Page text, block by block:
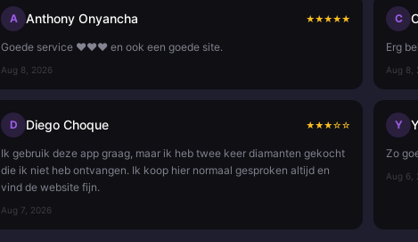
A Anthony Onyancha ★★★★★
Goede service ❤️❤️❤️ en ook een goede site.
Aug 8, 2026
C
Erg
Aug 8,
D Diego Choque ★★★☆☆
Ik gebruik deze app graag, maar ik heb twee keer diamanten gekocht
die ik niet heb ontvangen. Ik koop hier normaal gesproken altijd en
vind de website fijn.
Aug 7, 2026
Y
Zo
Aug 6,